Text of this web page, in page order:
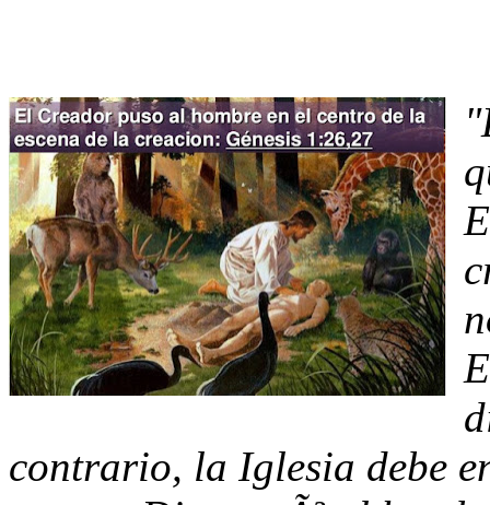
contrario, la Iglesia debe